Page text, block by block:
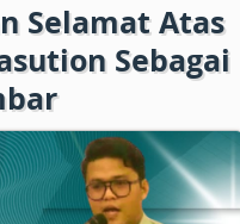
Selamat Atas
Sebagai